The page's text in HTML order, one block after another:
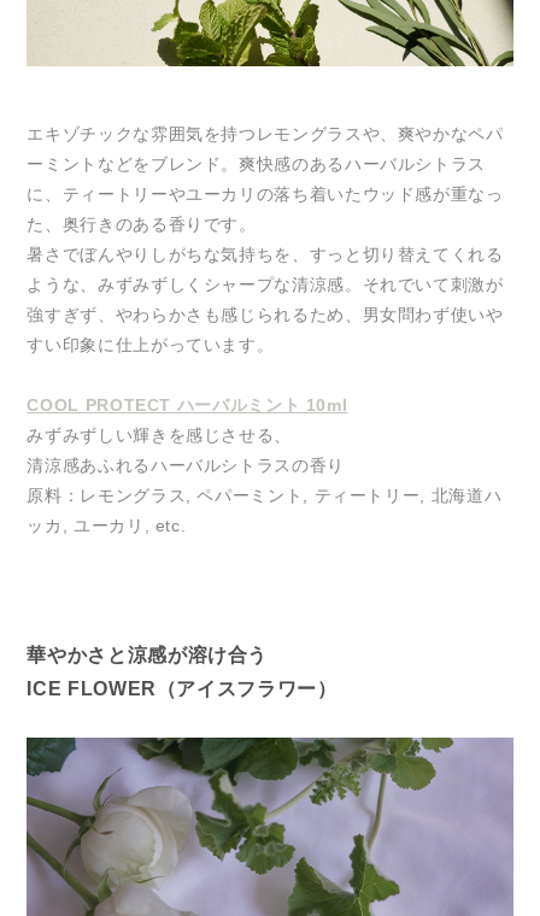
エキゾチックな雰囲気を持つレモングラスや、爽やかなペパ
ーミントなどをブレンド。爽快感のあるハーバルシトラス
に、ティートリーやユーカリの落ち着いたウッド感が重なっ
た、奥行きのある香りです。
暑さでぼんやりしがちな気持ちを、すっと切り替えてくれる
ような、みずみずしくシャープな清涼感。それでいて刺激が
強すぎず、やわらかさも感じられるため、男女問わず使いや
すい印象に仕上がっています。
COOL PROTECT ハーバルミント 10ml
みずみずしい輝きを感じさせる、
清涼感あふれるハーバルシトラスの香り
原料：レモングラス, ペパーミント, ティートリー, 北海道ハ
ッカ, ユーカリ, etc.
華やかさと涼感が溶け合う
ICE FLOWER（アイスフラワー）